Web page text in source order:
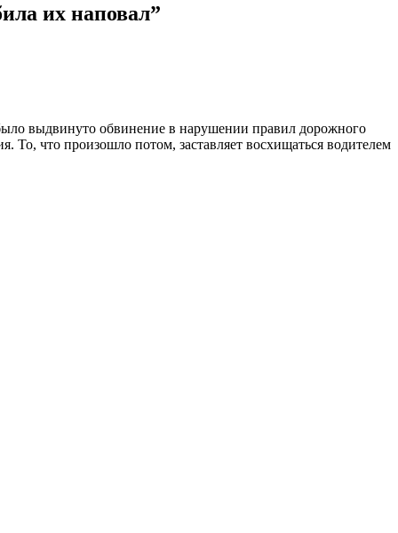
их наповал”
выдвинуто обвинение в нарушении правил дорожного
То, что произошло потом, заставляет восхищаться водителем